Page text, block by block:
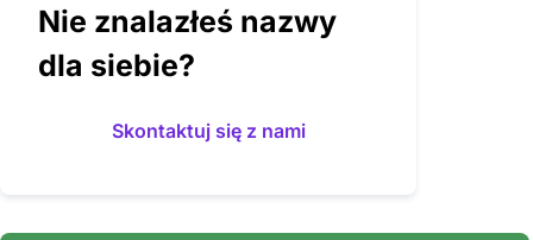
Nie znalazłeś nazwy
dla siebie?
Skontaktuj się z nami